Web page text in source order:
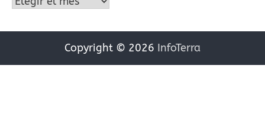
Copyright © 2026 InfoTerra